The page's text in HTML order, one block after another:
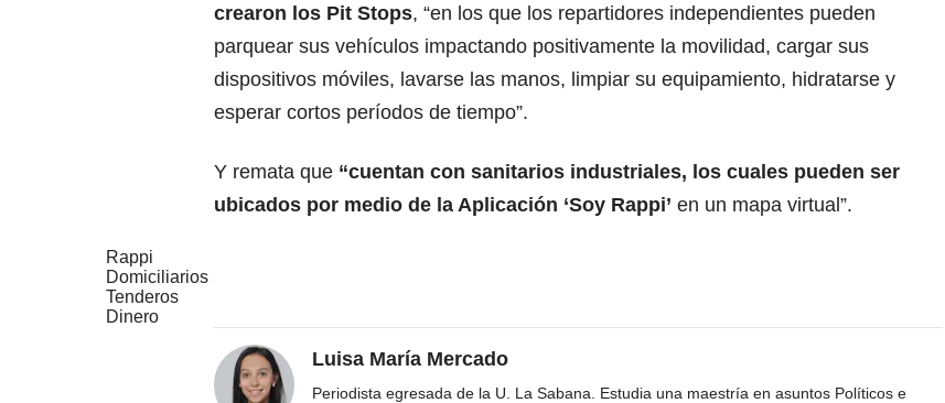
crearon los Pit Stops, “en los que los repartidores independientes pueden
parquear sus vehículos impactando positivamente la movilidad, cargar sus
dispositivos móviles, lavarse las manos, limpiar su equipamiento, hidratarse y
esperar cortos períodos de tiempo”.
Y remata que “cuentan con sanitarios industriales, los cuales pueden ser
ubicados por medio de la Aplicación ‘Soy Rappi’ en un mapa virtual”.
Rappi
Domiciliarios
Tenderos
Dinero
Luisa María Mercado
Periodista egresada de la U. La Sabana. Estudia una maestría en asuntos Políticos e